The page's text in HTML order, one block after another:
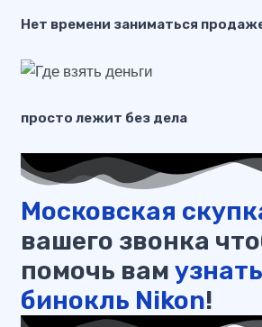
Нет времени заниматься
просто лежит без дела
Московская
вашего звонка
помочь вам
бинокль Nikon!